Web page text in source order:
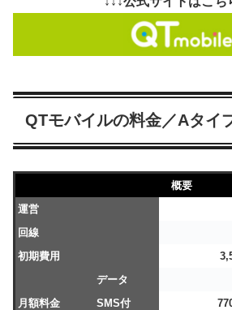
QTモバイルの料金／Aタイ
概要
運営
回線
初期費用
月額料金
データ
SMS付